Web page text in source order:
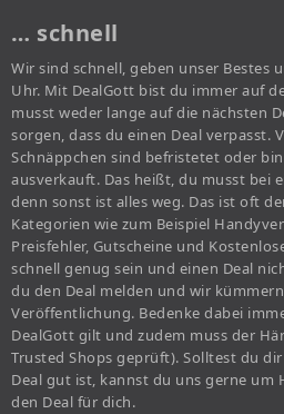
… schnell
Wir sind schnell, geben unser Bestes
Uhr. Mit DealGott bist du immer auf
musst weder lange auf die nächsten
sorgen, dass du einen Deal verpasst.
Schnäppchen sind befristetet oder
ausverkauft. Das heißt, du musst bei
denn sonst ist alles weg. Das ist oft
Kategorien wie zum Beispiel
Preisfehler, Gutscheine und
schnell genug sein und einen Deal
du den Deal melden und wir
Veröffentlichung. Bedenke dabei
DealGott gilt und zudem muss der
Trusted Shops geprüft). Solltest du
Deal gut ist, kannst du uns gerne um
den Deal für dich.